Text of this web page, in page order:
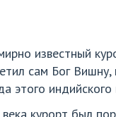
известный
сам Бог
этого
курорт был